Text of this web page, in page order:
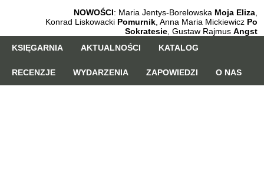
NOWOŚCI: Maria Jentys-Borelowska Moja Eliza,
Konrad Liskowacki Pomurnik, Anna Maria Mickiewicz Po
Sokratesie, Gustaw Rajmus Angst
KSIĘGARNIA
AKTUALNOŚCI KATALOG
RECENZJE WYDARZENIA ZAPOWIEDZI O NAS